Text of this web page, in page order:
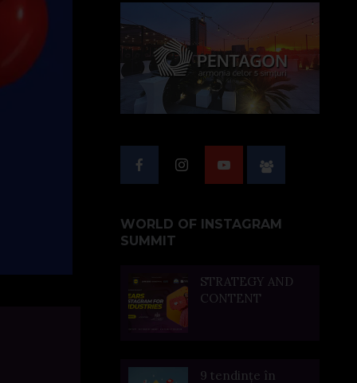
WORLD OF INSTAGRAM
SUMMIT
STRATEGY AND
CONTENT
9 tendințe în